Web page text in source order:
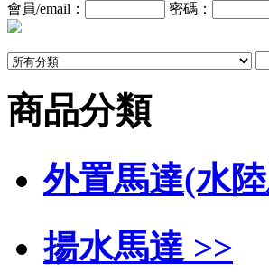
會員/email： 密碼：
商品分類
外置馬達(水
揚水馬達 >>